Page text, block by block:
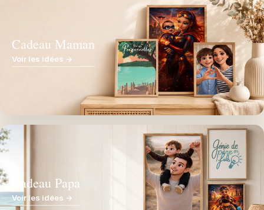
Cadeau Maman
Voir les idées →
Cadeau Papa
Voir les idées →